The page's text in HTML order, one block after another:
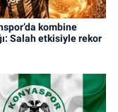
kombine
Salah etkisiyle rekor